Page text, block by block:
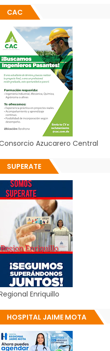
CAC
Azucarero Central
SUPERATE
Enriquillo
HOSPITAL JAIME MOTA